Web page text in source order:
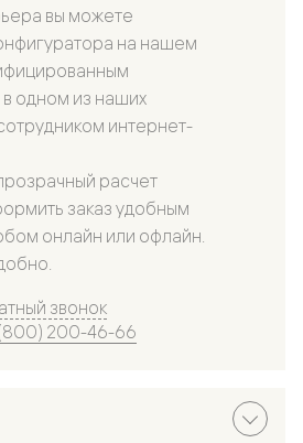
вы можете
на нашем
одном из наших
интернет-
расчет
заказ удобным
онлайн или офлайн.
звонок
200-46-66